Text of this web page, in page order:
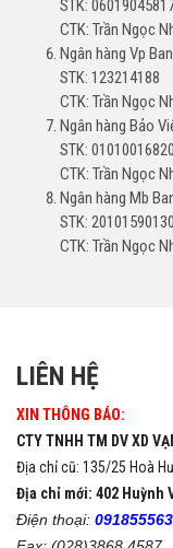
STK:
CTK: Trần Ngọc
Ngân hàng Vp
STK: 123214188
CTK: Trần Ngọc
Ngân hàng Bảo
STK:
CTK: Trần Ngọc
Ngân hàng Mb
STK:
CTK: Trần Ngọc
LIÊN HỆ
XIN THÔNG BÁO:
CTY TNHH TM DV XD
Địa chỉ cũ: 135/25 Hoà
Địa chỉ mới: 402 Huỳnh
Điện thoại: